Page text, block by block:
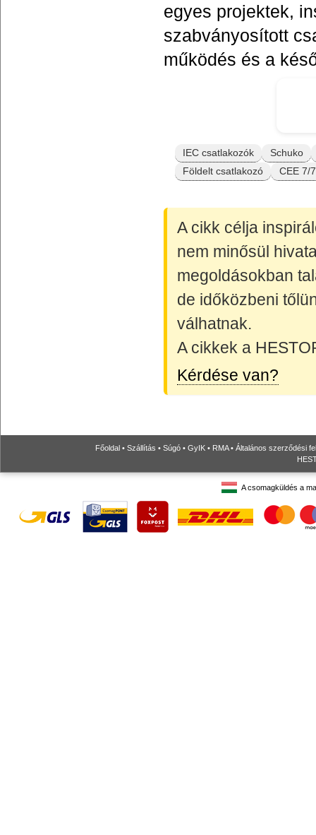
egyes projektek,
szabványosított
működés és a
IEC csatlakozók
Schuko
Földelt csatlakozó
CEE 7/7
A cikk célja
nem minősül
megoldásokban
de időközbeni
válhatnak.
A cikkek a
Kérdése van?
Főoldal • Szállítás • Súgó • GyIK • RMA• Általános szerződési
A csomagküldés a